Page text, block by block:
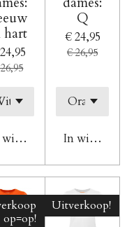
hart
Q
€ 24,95
€ 26,95
In
op=op!
Uitverkoop!